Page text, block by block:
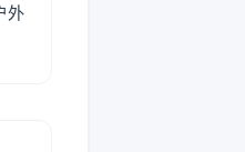
外